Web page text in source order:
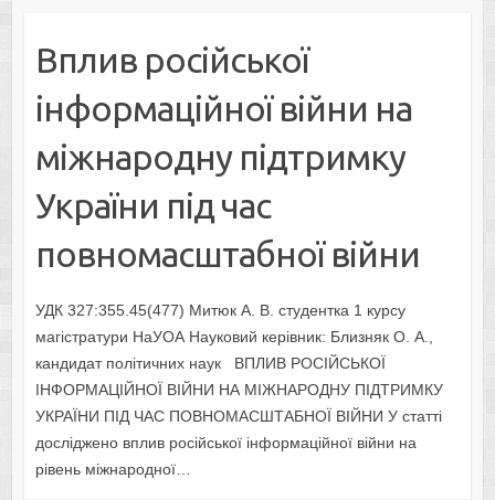
Вплив російської
інформаційної війни на
міжнародну підтримку
України під час
повномасштабної війни
УДК 327:355.45(477) Митюк А. В. студентка 1 курсу
магістратури НаУОА Науковий керівник: Близняк О. А.,
кандидат політичних наук ВПЛИВ РОСІЙСЬКОЇ
ІНФОРМАЦІЙНОЇ ВІЙНИ НА МІЖНАРОДНУ ПІДТРИМКУ
УКРАЇНИ ПІД ЧАС ПОВНОМАСШТАБНОЇ ВІЙНИ У статті
досліджено вплив російської інформаційної війни на
рівень міжнародної…